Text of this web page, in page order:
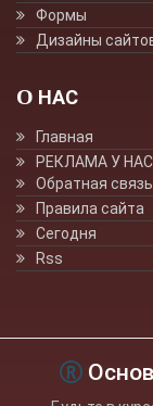
Формы
Дизайны
О НАС
Главная
РЕКЛАМА У НАС
Обратная связь
Правила сайта
Сегодня
Rss